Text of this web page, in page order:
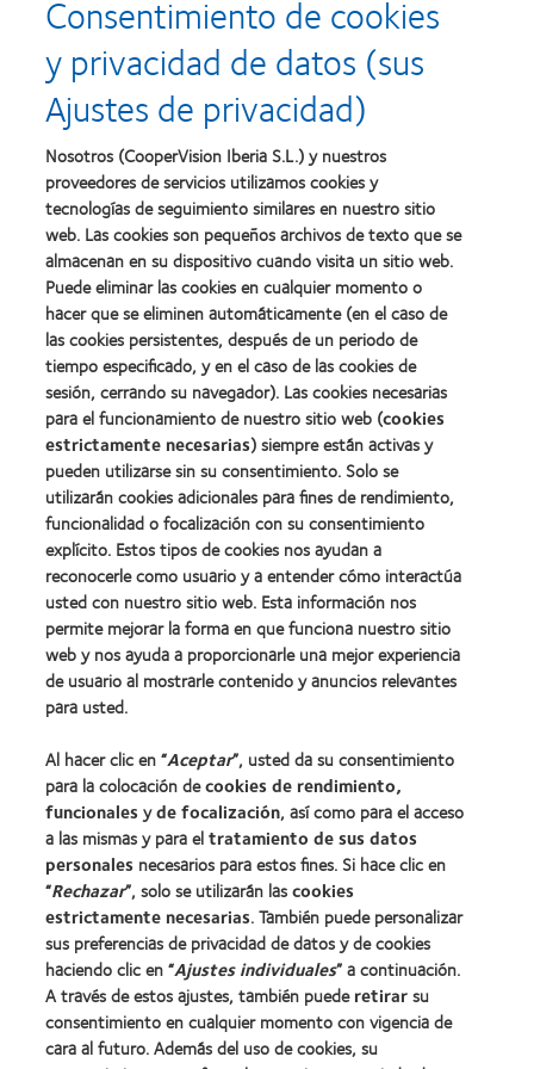
con
MyDay™
el
desarrollo
del
liderazgo
about
2011:
Premios
a
mejor
(2011)
about
2011:
Premio
a
salud
Learn
about
2012:
Premio
Manufacturing
Leadership
100
(ML
100)
(2012)
Learn
more
about
2012
Premio
internacional
REBRAND
100®
(2012)
Learn
more
about
Premio
de
la
Industria
de
la
BCLA
Nuestros productos
Encuentre su lente
Tecnología para lentes de contacto
Lentes de contacto y visión
Usuario experimentado
Blog
Sobre nosotros
Carreras
Noticias
Contacto
Legal
Consentimiento de cookies
y privacidad de datos (sus
Ajustes de privacidad)
Nosotros (CooperVision Iberia S.L.) y nuestros
proveedores de servicios utilizamos cookies y
tecnologías de seguimiento similares en nuestro sitio
web. Las cookies son pequeños archivos de texto que se
almacenan en su dispositivo cuando visita un sitio web.
Puede eliminar las cookies en cualquier momento o
hacer que se eliminen automáticamente (en el caso de
las cookies persistentes, después de un periodo de
tiempo especificado, y en el caso de las cookies de
sesión, cerrando su navegador). Las cookies necesarias
para el funcionamiento de nuestro sitio web (cookies
estrictamente necesarias) siempre están activas y
pueden utilizarse sin su consentimiento. Solo se
utilizarán cookies adicionales para fines de rendimiento,
funcionalidad o focalización con su consentimiento
explícito. Estos tipos de cookies nos ayudan a
reconocerle como usuario y a entender cómo interactúa
usted con nuestro sitio web. Esta información nos
permite mejorar la forma en que funciona nuestro sitio
web y nos ayuda a proporcionarle una mejor experiencia
de usuario al mostrarle contenido y anuncios relevantes
para usted.
Al hacer clic en “Aceptar”, usted da su consentimiento
para la colocación decookies de rendimiento,
funcionalesyde focalización, así como para el acceso
a las mismas y para eltratamiento de sus datos
personales necesarios para estos fines. Si hace clic en
“Rechazar”, solo se utilizarán lascookies
estrictamente necesarias. También puede personalizar
sus preferencias de privacidad de datos y de cookies
haciendo clic en “Ajustes individuales” a continuación.
A través de estos ajustes, también puederetirarsu
consentimiento en cualquier momento con vigencia de
cara al futuro. Además del uso de cookies, su